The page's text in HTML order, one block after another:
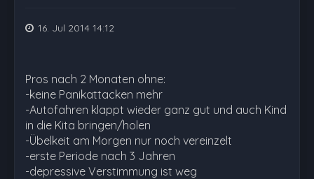
16. Jul 2014 14:12
Pros nach 2 Monaten ohne:
-keine Panikattacken mehr
-Autofahren klappt wieder ganz gut und auch Kind
in die Kita bringen/holen
-Übelkeit am Morgen nur noch vereinzelt
-erste Periode nach 3 Jahren
-depressive Verstimmung ist weg